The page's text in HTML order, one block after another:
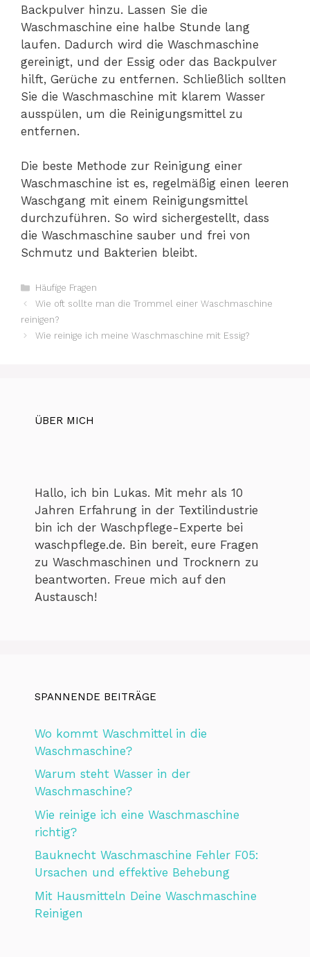
Backpulver hinzu. Lassen Sie die
Waschmaschine eine halbe Stunde lang
laufen. Dadurch wird die Waschmaschine
gereinigt, und der Essig oder das Backpulver
hilft, Gerüche zu entfernen. Schließlich sollten
Sie die Waschmaschine mit klarem Wasser
ausspülen, um die Reinigungsmittel zu
entfernen.
Die beste Methode zur Reinigung einer
Waschmaschine ist es, regelmäßig einen leeren
Waschgang mit einem Reinigungsmittel
durchzuführen. So wird sichergestellt, dass
die Waschmaschine sauber und frei von
Schmutz und Bakterien bleibt.
Kategorien
Häufige Fragen
Wie oft sollte man die Trommel einer Waschmaschine
reinigen?
Wie reinige ich meine Waschmaschine mit Essig?
ÜBER MICH
Hallo, ich bin Lukas. Mit mehr als 10
Jahren Erfahrung in der Textilindustrie
bin ich der Waschpflege-Experte bei
waschpflege.de. Bin bereit, eure Fragen
zu Waschmaschinen und Trocknern zu
beantworten. Freue mich auf den
Austausch!
SPANNENDE BEITRÄGE
Wo kommt Waschmittel in die
Waschmaschine?
Warum steht Wasser in der
Waschmaschine?
Wie reinige ich eine Waschmaschine
richtig?
Bauknecht Waschmaschine Fehler F05:
Ursachen und effektive Behebung
Mit Hausmitteln Deine Waschmaschine
Reinigen